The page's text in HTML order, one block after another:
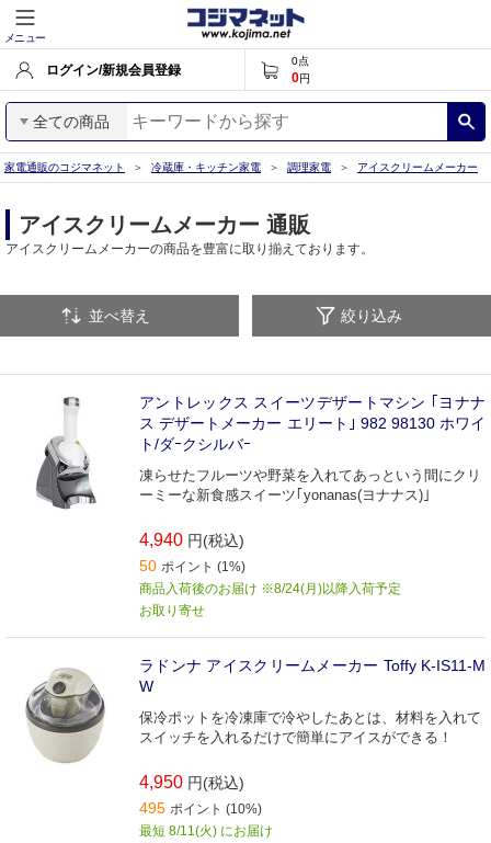
メニュー
ログイン/新規会員登録
0点
0円
全ての商品
家電通販のコジマネット 冷蔵庫・キッチン家電 調理家電 アイスクリームメーカー
アイスクリームメーカー 通販
アイスクリームメーカーの商品を豊富に取り揃えております。
並べ替え 絞り込み
アントレックス スイーツデザートマシン ｢ヨナナ
ス デザートメーカー エリート｣ 982 98130 ホワイ
ト/ダｰクシルバｰ
凍らせたフルーツや野菜を入れてあっという間にクリ
ーミーな新食感スイーツ｢yonanas(ヨナナス)｣
4,940 円(税込)
50 ポイント (1%)
商品入荷後のお届け ※8/24(月)以降入荷予定
お取り寄せ
ラドンナ アイスクリームメーカー Toffy K-IS11-M
W
保冷ポットを冷凍庫で冷やしたあとは、材料を入れて
スイッチを入れるだけで簡単にアイスができる！
4,950 円(税込)
495 ポイント (10%)
最短 8/11(火) にお届け